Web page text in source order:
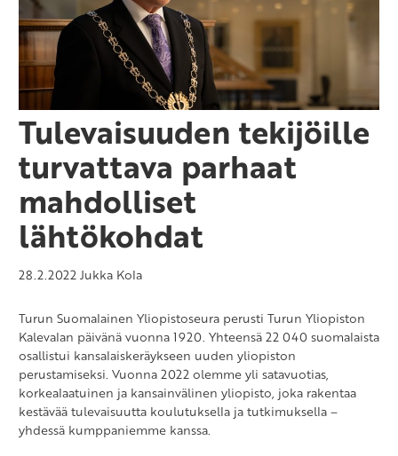
Tulevaisuuden tekijöille
turvattava parhaat
mahdolliset
lähtökohdat
28.2.2022Jukka Kola
Turun Suomalainen Yliopistoseura perusti Turun Yliopiston
Kalevalan päivänä vuonna 1920. Yhteensä 22 040 suomalaista
osallistui kansalaiskeräykseen uuden yliopiston
perustamiseksi. Vuonna 2022 olemme yli satavuotias,
korkealaatuinen ja kansainvälinen yliopisto, joka rakentaa
kestävää tulevaisuutta koulutuksella ja tutkimuksella –
yhdessä kumppaniemme kanssa.